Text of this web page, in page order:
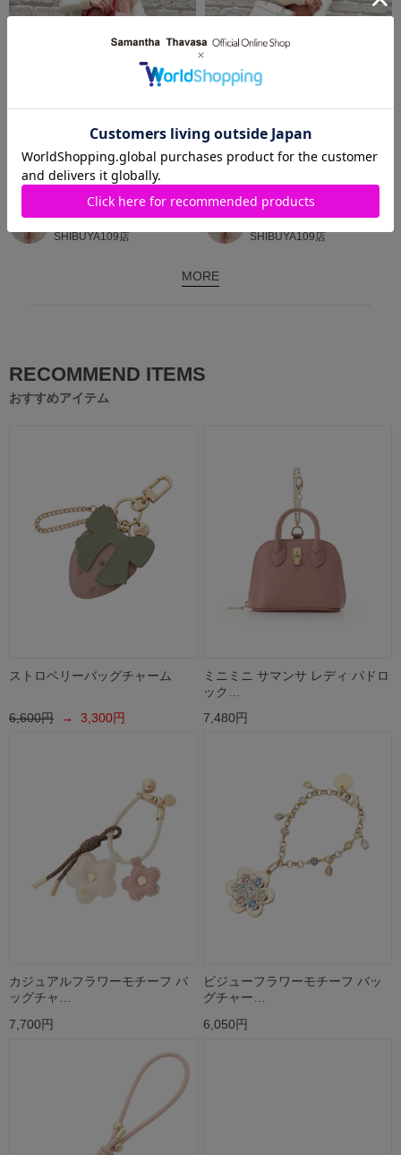
2026.02.12
✨可愛い新作✨ストロベリーギンガ
ムチェックショルダーバッグ
SAMANTHAVEGA
SHIBUYA109店
2026.02.10
SAMANTHAVEGA
SHIBUYA109店
MORE
RECOMMEND ITEMS
おすすめアイテム
ストロベリーバッグチャーム
6,600円 → 3,300円
ミニミニ サマンサ レディ パドロ
ック…
7,480円
カジュアルフラワーモチーフ バ
ッグチャ…
7,700円
ビジューフラワーモチーフ バッ
グチャー…
6,050円